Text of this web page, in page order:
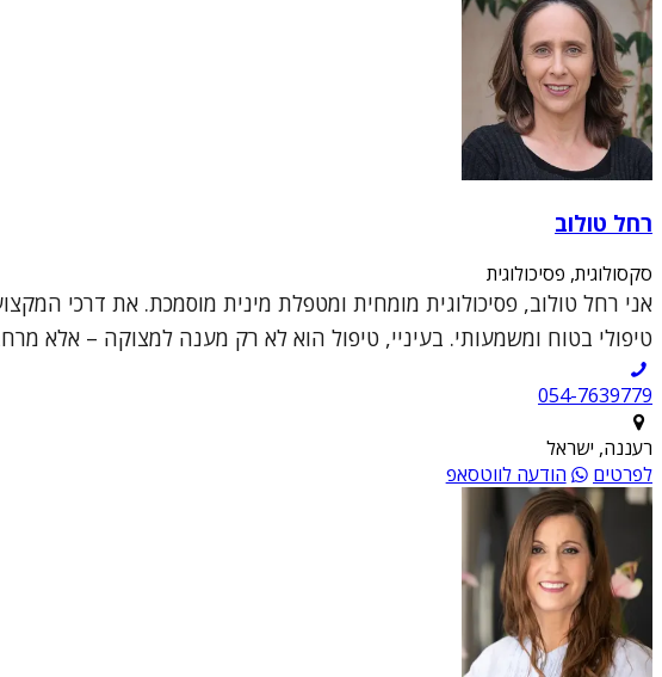
רחל טולוב
סקסולוגית, פסיכולוגית
אני רחל טולוב, פסיכולוגית מומחית ומטפלת מינית מוסמכת. את דרכי
טיפולי בטוח ומשמעותי. בעיניי, טיפול הוא לא רק מענה למצוקה – אלא
054-7639779
רעננה, ישראל
לפרטים
הודעה לווטסאפ